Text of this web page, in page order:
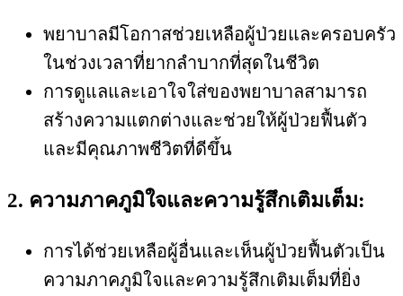
พยาบาลมีโอกาสช่วยเหลือผู้ป่วยและครอบครัว
ในช่วงเวลาที่ยากลำบากที่สุดในชีวิต
การดูแลและเอาใจใส่ของพยาบาลสามารถ
สร้างความแตกต่างและช่วยให้ผู้ป่วยฟื้นตัว
และมีคุณภาพชีวิตที่ดีขึ้น
2. ความภาคภูมิใจและความรู้สึกเติมเต็ม:
การได้ช่วยเหลือผู้อื่นและเห็นผู้ป่วยฟื้นตัวเป็น
ความภาคภูมิใจและความรู้สึกเติมเต็มที่ยิ่ง